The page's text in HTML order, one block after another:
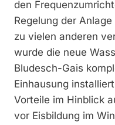
den
Regelung der
zu vielen anderen
wurde die neue
Bludesch-Gais
Einhausung
Vorteile im Hinblick
vor Eisbildung im